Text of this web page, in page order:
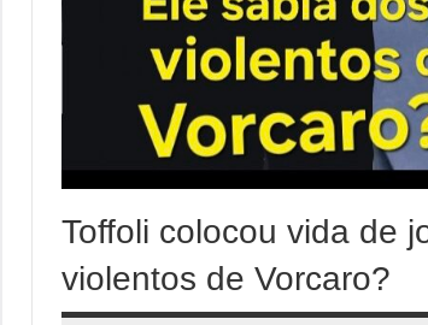
Toffoli colocou vida de
violentos de Vorcaro?